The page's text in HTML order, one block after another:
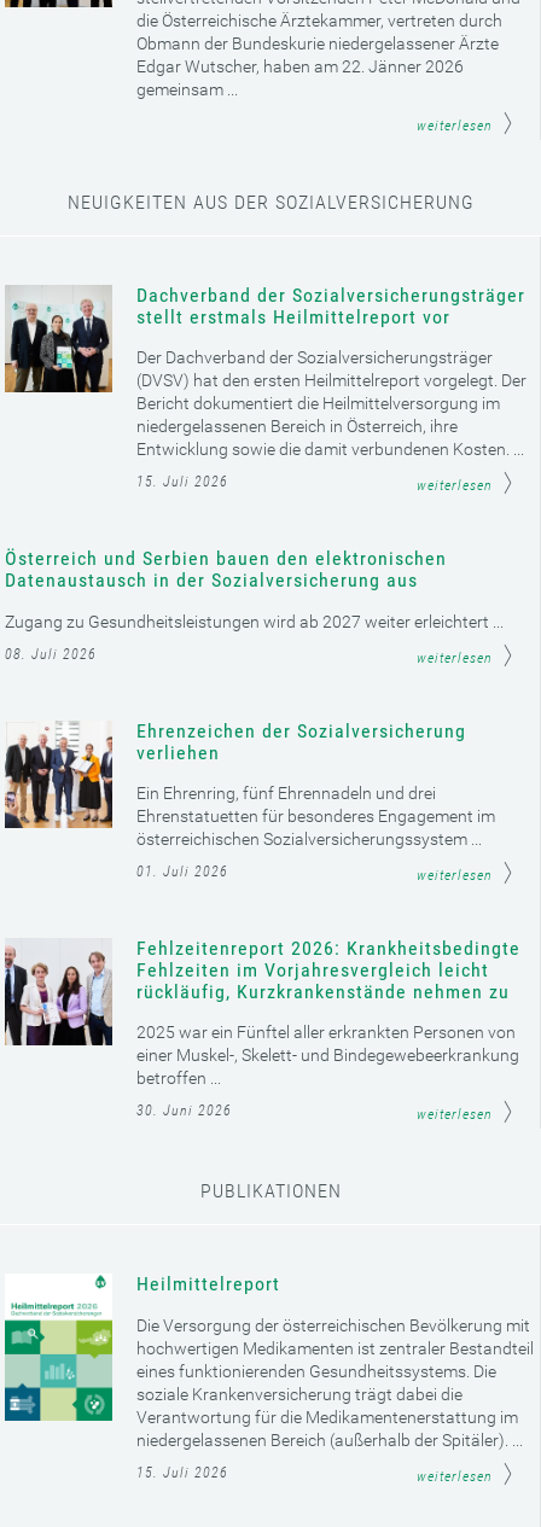
die Österreichische Ärztekammer, vertreten durch
Obmann der Bundeskurie niedergelassener Ärzte
Edgar Wutscher, haben am 22. Jänner 2026
gemeinsam ...
weiterlesen
NEUIGKEITEN AUS DER SOZIALVERSICHERUNG
Dachverband der Sozialversicherungsträger
stellt erstmals Heilmittelreport vor
Der Dachverband der Sozialversicherungsträger
(DVSV) hat den ersten Heilmittelreport vorgelegt. Der
Bericht dokumentiert die Heilmittelversorgung im
niedergelassenen Bereich in Österreich, ihre
Entwicklung sowie die damit verbundenen Kosten. ...
15. Juli 2026 weiterlesen
Österreich und Serbien bauen den elektronischen
Datenaustausch in der Sozialversicherung aus
Zugang zu Gesundheitsleistungen wird ab 2027 weiter erleichtert ...
08. Juli 2026 weiterlesen
Ehrenzeichen der Sozialversicherung
verliehen
Ein Ehrenring, fünf Ehrennadeln und drei
Ehrenstatuetten für besonderes Engagement im
österreichischen Sozialversicherungssystem ...
01. Juli 2026 weiterlesen
Fehlzeitenreport 2026: Krankheitsbedingte
Fehlzeiten im Vorjahresvergleich leicht
rückläufig, Kurzkrankenstände nehmen zu
2025 war ein Fünftel aller erkrankten Personen von
einer Muskel-, Skelett- und Bindegewebeerkrankung
betroffen ...
30. Juni 2026 weiterlesen
PUBLIKATIONEN
Heilmittelreport
Die Versorgung der österreichischen Bevölkerung mit
hochwertigen Medikamenten ist zentraler Bestandteil
eines funktionierenden Gesundheitssystems. Die
soziale Krankenversicherung trägt dabei die
Verantwortung für die Medikamentenerstattung im
niedergelassenen Bereich (außerhalb der Spitäler). ...
15. Juli 2026 weiterlesen